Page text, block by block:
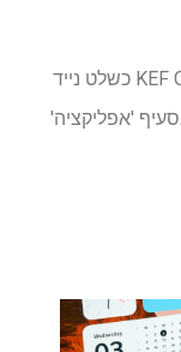
אתה יכול גם להשתמש באפליקציית KEF Connect כשלט נייד
'אפליקציה'